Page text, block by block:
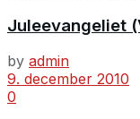
Juleevangeliet
by admin
9. december 2010
0